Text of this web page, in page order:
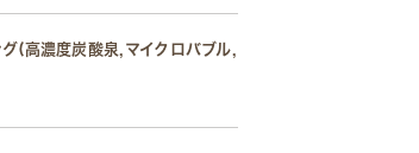
(高濃度炭酸泉,マイクロバブル,